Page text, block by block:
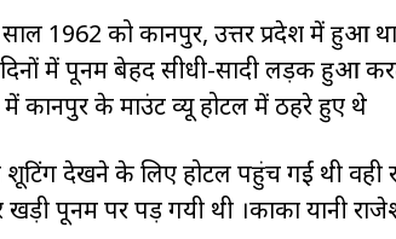
1962 को कानपुर, उत्तर प्रदेश में हुआ
में पूनम बेहद सीधी-सादी लड़की हुआ
कानपुर के माउंट व्यू होटल में ठहरे हुए थे
शूटिंग देखने के लिए होटल पहुंच गईं थी वही
पूनम पर पड़ गयी थी ।काका यानी